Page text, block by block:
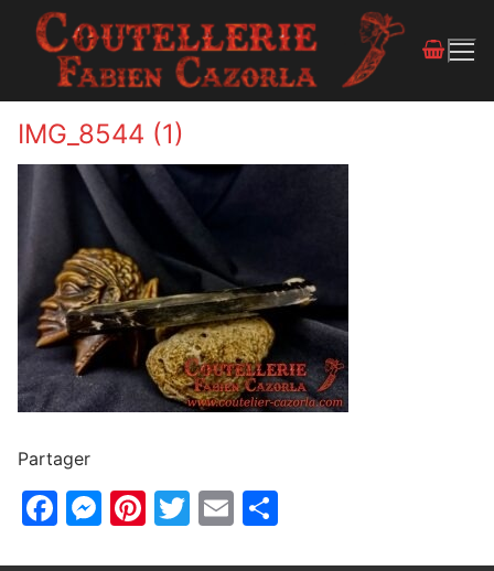
IMG_8544 (1)
Partager
Facebook
Messenger
Pinterest
Twitter
Email